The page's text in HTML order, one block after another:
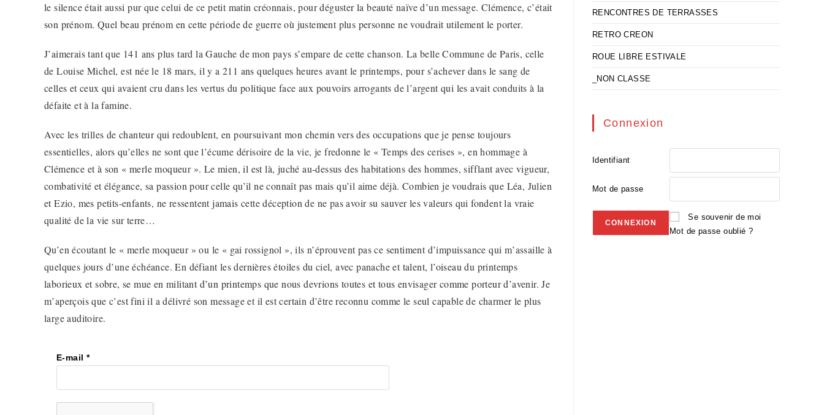
le silence était aussi pur que celui de ce petit matin créonnais, pour déguster la beauté naïve d’un message. Clémence, c’était
son prénom. Quel beau prénom en cette période de guerre où justement plus personne ne voudrait utilement le porter.
J’aimerais tant que 141 ans plus tard la Gauche de mon pays s’empare de cette chanson. La belle Commune de Paris, celle
de Louise Michel, est née le 18 mars, il y a 211 ans quelques heures avant le printemps, pour s’achever dans le sang de
celles et ceux qui avaient cru dans les vertus du politique face aux pouvoirs arrogants de l’argent qui les avait conduits à la
défaite et à la famine.
Avec les trilles de chanteur qui redoublent, en poursuivant mon chemin vers des occupations que je pense toujours
essentielles, alors qu’elles ne sont que l’écume dérisoire de la vie, je fredonne le « Temps des cerises », en hommage à
Clémence et à son « merle moqueur ». Le mien, il est là, juché au-dessus des habitations des hommes, sifflant avec vigueur,
combativité et élégance, sa passion pour celle qu’il ne connaît pas mais qu’il aime déjà. Combien je voudrais que Léa, Julien
et Ezio, mes petits-enfants, ne ressentent jamais cette déception de ne pas avoir su sauver les valeurs qui fondent la vraie
qualité de la vie sur terre…
Qu’en écoutant le « merle moqueur » ou le « gai rossignol », ils n’éprouvent pas ce sentiment d’impuissance qui m’assaille à
quelques jours d’une échéance. En défiant les dernières étoiles du ciel, avec panache et talent, l’oiseau du printemps
laborieux et sobre, se mue en militant d’un printemps que nous devrions toutes et tous envisager comme porteur d’avenir. Je
m’aperçois que c’est fini il a délivré son message et il est certain d’être reconnu comme le seul capable de charmer le plus
large auditoire.
E-mail *
RENCONTRES DE TERRASSES
RETRO CREON
ROUE LIBRE ESTIVALE
_NON CLASSE
Connexion
Identifiant
Mot de passe
Se souvenir de moi
Mot de passe oublié ?